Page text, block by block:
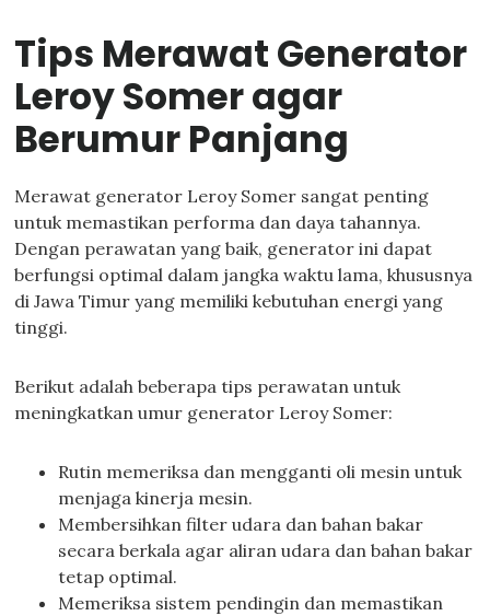
Tips Merawat Generator
Leroy Somer agar
Berumur Panjang
Merawat generator Leroy Somer sangat penting
untuk memastikan performa dan daya tahannya.
Dengan perawatan yang baik, generator ini dapat
berfungsi optimal dalam jangka waktu lama, khususnya
di Jawa Timur yang memiliki kebutuhan energi yang
tinggi.
Berikut adalah beberapa tips perawatan untuk
meningkatkan umur generator Leroy Somer:
Rutin memeriksa dan mengganti oli mesin untuk
menjaga kinerja mesin.
Membersihkan filter udara dan bahan bakar
secara berkala agar aliran udara dan bahan bakar
tetap optimal.
Memeriksa sistem pendingin dan memastikan